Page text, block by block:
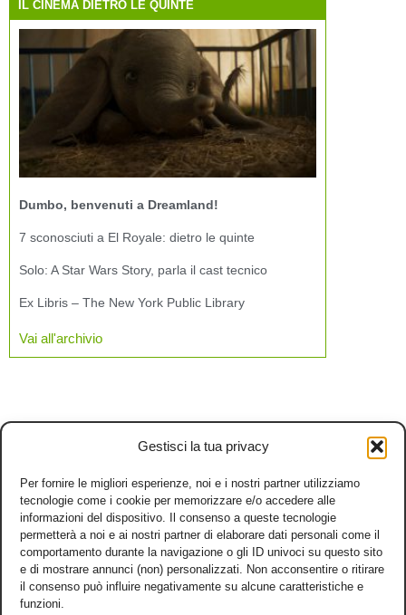
Gestisci la tua privacy
Per fornire le migliori esperienze, noi e i nostri partner utilizziamo
tecnologie come i cookie per memorizzare e/o accedere alle
informazioni del dispositivo. Il consenso a queste tecnologie
permetterà a noi e ai nostri partner di elaborare dati personali come il
comportamento durante la navigazione o gli ID univoci su questo sito
e di mostrare annunci (non) personalizzati. Non acconsentire o ritirare
il consenso può influire negativamente su alcune caratteristiche e
funzioni.
IL CINEMA DIETRO LE QUINTE
Dumbo, benvenuti a Dreamland!
7 sconosciuti a El Royale: dietro le quinte
Solo: A Star Wars Story, parla il cast tecnico
Ex Libris – The New York Public Library
Vai all'archivio